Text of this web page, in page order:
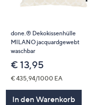
done.® Dekokissenhülle
MILANO jacquardgewebt
waschbar
€ 13,95
€ 435,94/1000 EA
In den Warenkorb